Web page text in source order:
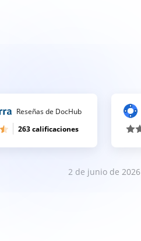
Reseñas de DocHub
263 calificaciones
2 de junio de 2026